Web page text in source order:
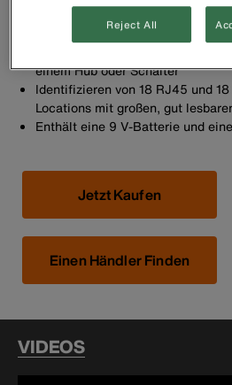
Beleuchtetes LCD Display zeigt
Leiterzuordnung, Kabel-ID und
einem Hub oder Schalter
Identifizieren von 18 RJ45 und
Locations mit großen, gut
Enthält eine 9 V-Batterie und
Jetzt Kaufen
Einen Händler Finden
VIDEOS
Reject All